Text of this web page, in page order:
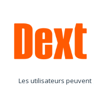
au
contenu
Les utilisateurs peuvent